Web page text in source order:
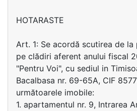
HOTARASTE
Art. 1: Se acordă scutirea de
pe clădiri aferent anului fiscal
"Pentru Voi", cu sediul in
Bacalbasa nr. 69-65A, CIF
următoarele imobile:
1. apartamentul nr. 9, Intrarea